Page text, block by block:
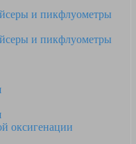
и пикфлуометры
и пикфлуометры
оксигенации